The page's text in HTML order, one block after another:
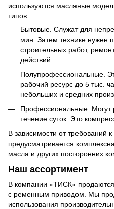
используются масляные
типов:
Бытовые. Служат для
мин. Затем технике нужен
строительных работ,
действий.
Полупрофессиональные.
рабочий ресурс до 5 тыс.
небольших и средних
Профессиональные. Могут
течение суток. Это
В зависимости от требований к
предусматривается
масла и других посторонних
Наш ассортимент
В компании «ТИСК»
с ременным приводом. Мы
использования